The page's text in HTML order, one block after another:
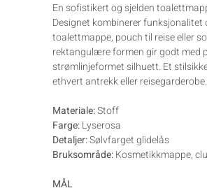
En sofistikert og sjelden
Designet kombinerer
toalettmappe, pouch til reise eller
rektangulære formen gir godt med
strømlinjeformet silhuett. Et
ethvert antrekk eller reisegarderobe.
Materiale:Stoff
Farge:Lyserosa
Detaljer:Sølvfarget glidelås
Bruksområde:Kosmetikkmappe,
MÅL